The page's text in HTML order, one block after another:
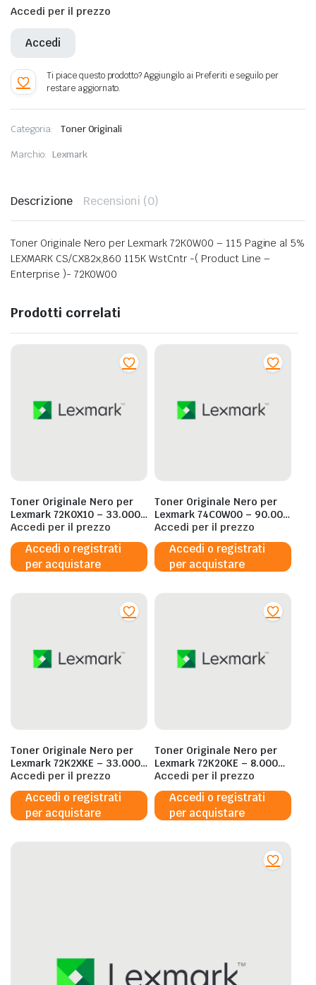
Accedi per il prezzo
Accedi
Categoria: Toner Originali
Marchio: Lexmark
Descrizione Recensioni (0)
Toner Originale Nero per Lexmark 72K0W00 – 115 Pagine al 5%
LEXMARK CS/CX82x,860 115K WstCntr -( Product Line –
Enterprise )- 72K0W00
Prodotti correlati
Toner Originale Nero per
Lexmark 72K0X10 – 33.000
Pagine al 5%
Accedi per il prezzo
Accedi o registrati
per acquistare
Toner Originale Nero per
Lexmark 74C0W00 – 90.000
Pagine al 5%
Accedi per il prezzo
Accedi o registrati
per acquistare
Toner Originale Nero per
Lexmark 72K2XKE – 33.000
Pagine al 5%
Accedi per il prezzo
Accedi o registrati
per acquistare
Toner Originale Nero per
Lexmark 72K20KE – 8.000
Pagine al 5%
Accedi per il prezzo
Accedi o registrati
per acquistare